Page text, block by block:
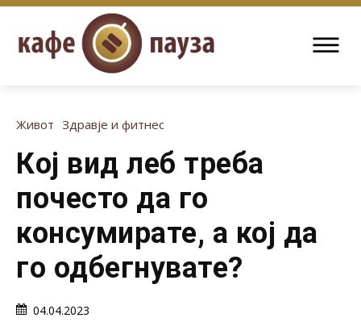
Живот Здравје и фитнес
Кој вид леб треба
почесто да го
консумирате, а кој да
го одбегнувате?
04.04.2023